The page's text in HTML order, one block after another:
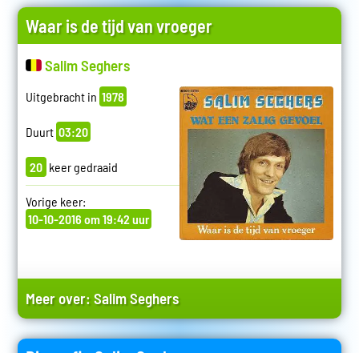
Waar is de tijd van vroeger
Salim Seghers
Uitgebracht in 1978
Duurt 03:20
20 keer gedraaid
Vorige keer:
10-10-2016 om 19:42 uur
Meer over:Salim Seghers